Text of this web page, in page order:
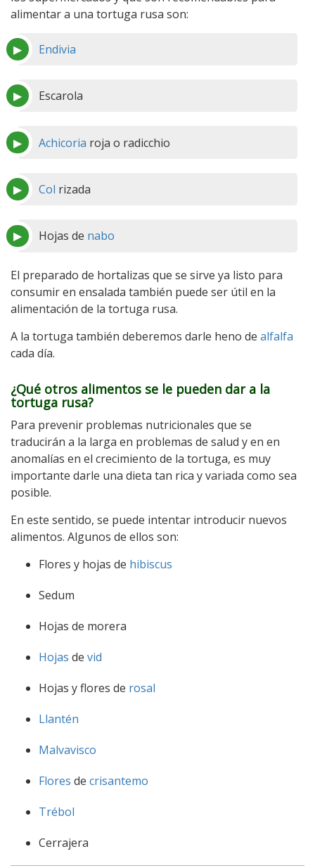
alimentar a una tortuga rusa son:
Endivia
Escarola
Achicoria roja o radicchio
Col rizada
Hojas de nabo
El preparado de hortalizas que se sirve ya listo para
consumir en ensalada también puede ser útil en la
alimentación de la tortuga rusa.
A la tortuga también deberemos darle heno de alfalfa
cada día.
¿Qué otros alimentos se le pueden dar a la
tortuga rusa?
Para prevenir problemas nutricionales que se
traducirán a la larga en problemas de salud y en en
anomalías en el crecimiento de la tortuga, es muy
importante darle una dieta tan rica y variada como sea
posible.
En este sentido, se puede intentar introducir nuevos
alimentos. Algunos de ellos son:
Flores y hojas de hibiscus
Sedum
Hojas de morera
Hojas de vid
Hojas y flores de rosal
Llantén
Malvavisco
Flores de crisantemo
Trébol
Cerrajera